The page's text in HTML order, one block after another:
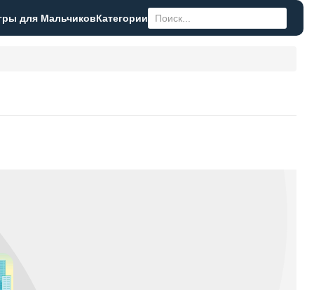
для МальчиковКатегории